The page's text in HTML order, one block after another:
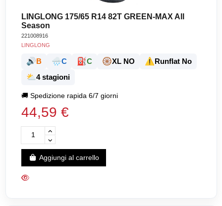
LINGLONG 175/65 R14 82T GREEN-MAX All
Season
221008916
LINGLONG
🔊B 🌧️C ⛽C 🛞XL NO ⚠️Runflat No
⛅4 stagioni
🚚Spedizione rapida 6/7 giorni
44,59 €
Aggiungi al carrello